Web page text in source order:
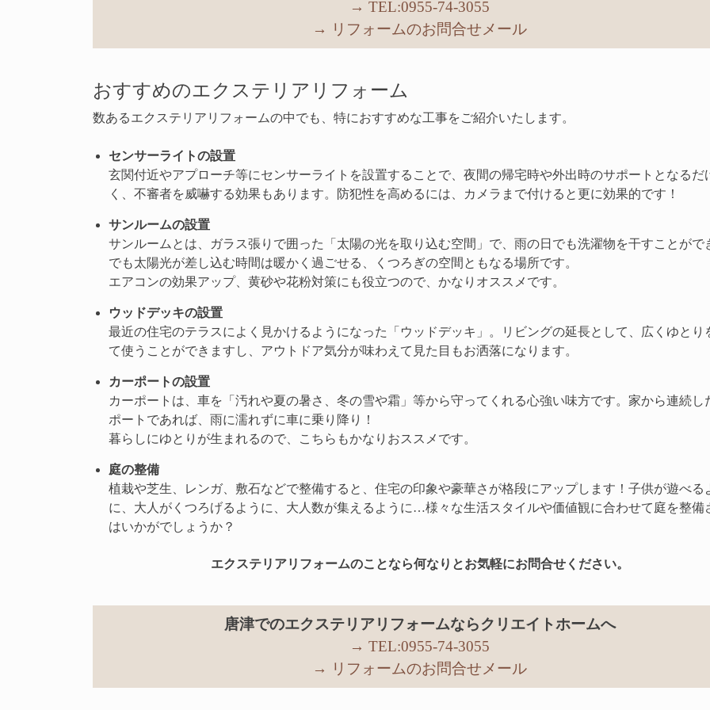
→ TEL:0955-74-3055
→ リフォームのお問合せメール
おすすめのエクステリアリフォーム
数あるエクステリアリフォームの中でも、特におすすめな工事をご紹介いたします。
センサーライトの設置
玄関付近やアプローチ等にセンサーライトを設置することで、夜間の帰宅時や外出時のサポートとなるだ
く、不審者を威嚇する効果もあります。防犯性を高めるには、カメラまで付けると更に効果的です！
サンルームの設置
サンルームとは、ガラス張りで囲った「太陽の光を取り込む空間」で、雨の日でも洗濯物を干すことがで
でも太陽光が差し込む時間は暖かく過ごせる、くつろぎの空間ともなる場所です。
エアコンの効果アップ、黄砂や花粉対策にも役立つので、かなりオススメです。
ウッドデッキの設置
最近の住宅のテラスによく見かけるようになった「ウッドデッキ」。リビングの延長として、広くゆとり
て使うことができますし、アウトドア気分が味わえて見た目もお洒落になります。
カーポートの設置
カーポートは、車を「汚れや夏の暑さ、冬の雪や霜」等から守ってくれる心強い味方です。家から連続し
ポートであれば、雨に濡れずに車に乗り降り！
暮らしにゆとりが生まれるので、こちらもかなりおススメです。
庭の整備
植栽や芝生、レンガ、敷石などで整備すると、住宅の印象や豪華さが格段にアップします！子供が遊べる
に、大人がくつろげるように、大人数が集えるように…様々な生活スタイルや価値観に合わせて庭を整備
はいかがでしょうか？
エクステリアリフォームのことなら何なりとお気軽にお問合せください。
唐津でのエクステリアリフォームならクリエイトホームへ
→ TEL:0955-74-3055
→ リフォームのお問合せメール